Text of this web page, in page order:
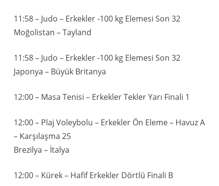
11:58 – Judo – Erkekler -100 kg Elemesi Son 32
Moğolistan – Tayland
11:58 – Judo – Erkekler -100 kg Elemesi Son 32
Japonya – Büyük Britanya
12:00 – Masa Tenisi – Erkekler Tekler Yarı Finali 1
12:00 – Plaj Voleybolu – Erkekler Ön Eleme – Havuz A
– Karşılaşma 25
Brezilya – İtalya
12:00 – Kürek – Hafif Erkekler Dörtlü Finali B